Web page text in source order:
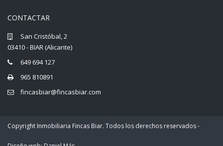
CONTACTAR
San Cristóbal, 2
03410 - BIAR (Alicante)
649 694 127
965 810891
fincasbiar@fincasbiar.com
Copyright Inmobiliaria Fincas Biar. Todos los derechos reservados -